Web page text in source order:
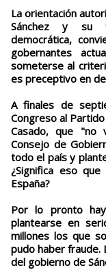
La orientación
Sánchez y su
democrática,
gobernantes
someterse al
es preceptivo en
A finales de
Congreso al
Casado, que "no
Consejo de
todo el país y
¿Significa eso
España?
Por lo pronto
plantearse en
millones los que
pudo haber fraude.
del gobierno de